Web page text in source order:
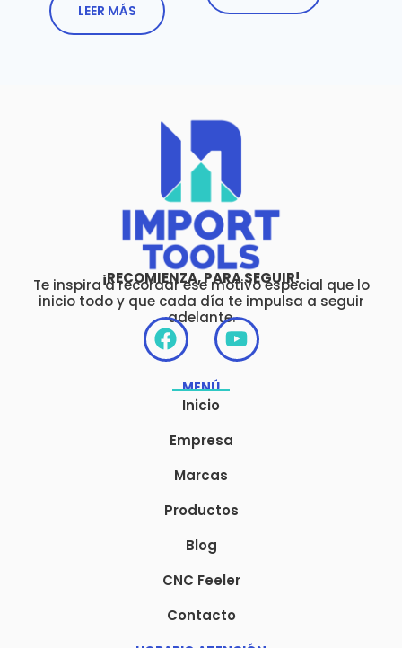
LEER MÁS
¡RECOMIENZA, PARA SEGUIR!
Te inspira a recordar ese motivo especial que lo
inicio todo y que cada día te impulsa a seguir
adelante.
F
a
c
e
o
k
Y
o
u
MENÚ
Inicio
Empresa
Marcas
Productos
Blog
CNC Feeler
Contacto